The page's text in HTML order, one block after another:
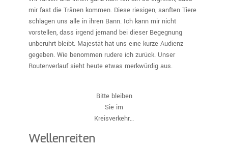
mir fast die Tränen kommen. Diese riesigen, sanften Tiere
schlagen uns alle in ihren Bann. Ich kann mir nicht
vorstellen, dass irgend jemand bei dieser Begegnung
unberührt bleibt. Majestät hat uns eine kurze Audienz
gegeben. Wie benommen rudere ich zurück. Unser
Routenverlauf sieht heute etwas merkwürdig aus.
Bitte bleiben
Sie im
Kreisverkehr…
Wellenreiten